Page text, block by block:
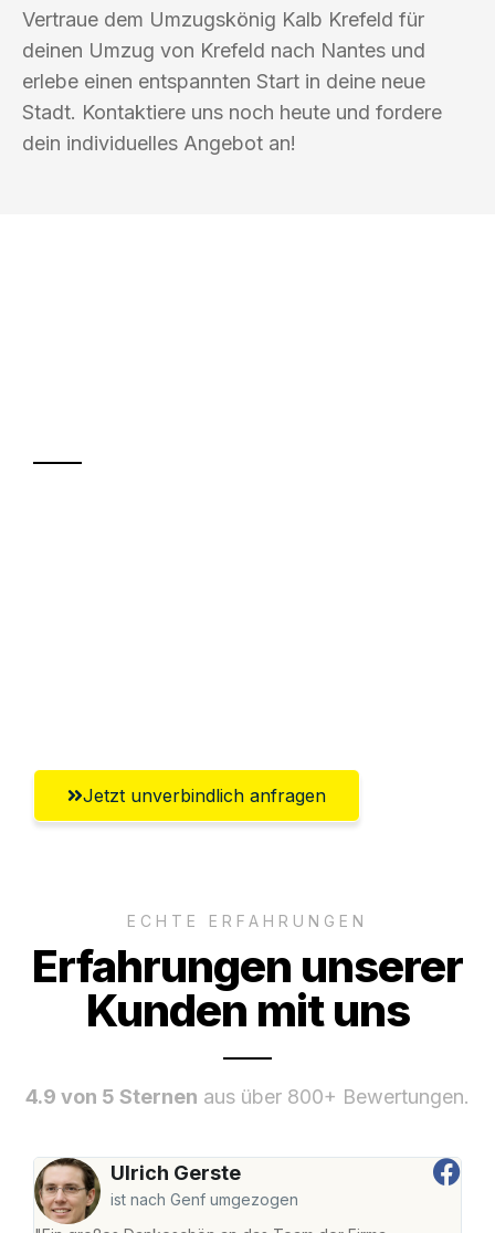
Vertraue dem Umzugskönig Kalb Krefeld für
deinen Umzug von Krefeld nach Nantes und
erlebe einen entspannten Start in deine neue
Stadt. Kontaktiere uns noch heute und fordere
dein individuelles Angebot an!
Jetzt unverbindlich anfragen
ECHTE ERFAHRUNGEN
Erfahrungen unserer
Kunden mit uns
4.9 von 5 Sternen aus über 800+ Bewertungen.
Ulrich Gerste
ist nach Genf umgezogen